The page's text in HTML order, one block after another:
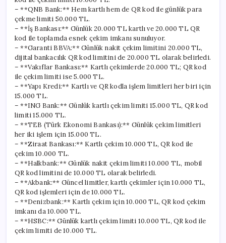
– **QNB Bank:** Hem kartlı hem de QR kod ile günlük para
çekme limiti 50.000 TL.
– **İş Bankası:** Günlük 20.000 TL kartlı ve 20.000 TL QR
kod ile toplamda esnek çekim imkanı sunuluyor.
– **Garanti BBVA:** Günlük nakit çekim limitini 20.000 TL,
dijital bankacılık QR kod limitini de 20.000 TL olarak belirledi.
– **Vakıflar Bankası:** Kartlı çekimlerde 20.000 TL; QR kod
ile çekim limiti ise 5.000 TL.
– **Yapı Kredi:** Kartlı ve QR kodla işlem limitleri her biri için
15.000 TL.
– **ING Bank:** Günlük kartlı çekim limiti 15.000 TL, QR kod
limiti 15.000 TL.
– **TEB (Türk Ekonomi Bankası):** Günlük çekim limitleri
her iki işlem için 15.000 TL.
– **Ziraat Bankası:** Kartlı çekim 10.000 TL, QR kod ile
çekim 10.000 TL.
– **Halkbank:** Günlük nakit çekim limiti 10.000 TL, mobil
QR kod limitini de 10.000 TL olarak belirledi.
– **Akbank:** Güncel limitler, kartlı çekimler için 10.000 TL,
QR kod işlemleri için de 10.000 TL.
– **Denizbank:** Kartlı çekim için 10.000 TL, QR kod çekim
imkanı da 10.000 TL.
– **HSBC:** Günlük kartlı çekim limiti 10.000 TL, QR kod ile
çekim limiti de 10.000 TL.